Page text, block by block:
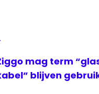
mag term
blijven